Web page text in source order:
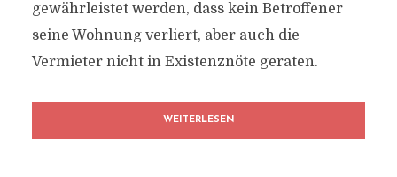
gewährleistet werden, dass kein Betroffener
seine Wohnung verliert, aber auch die
Vermieter nicht in Existenznöte geraten.
WEITERLESEN